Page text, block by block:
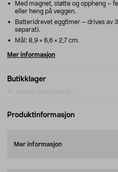
Butikklager
Henter lagerstatus...
Med magnet, støtte og oppheng –
eller heng på veggen.
Batteridrevet eggtimer – drives av
separat).
Mål: 8,9 × 6,6 × 2,7 cm.
Mer informasjon
Produktinformasjon
Mer informasjon